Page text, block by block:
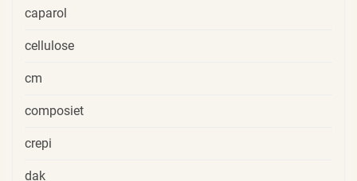
caparol
cellulose
cm
composiet
crepi
dak